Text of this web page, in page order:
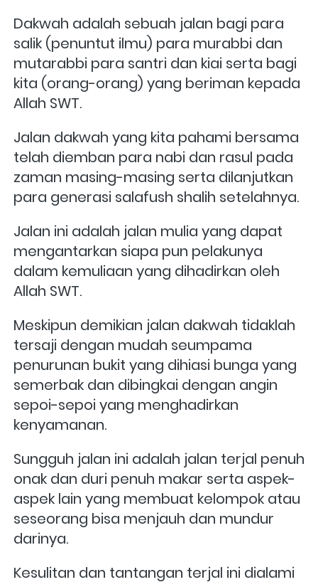
Dakwah adalah sebuah jalan bagi para
salik (penuntut ilmu) para murabbi dan
mutarabbi para santri dan kiai serta bagi
kita (orang-orang) yang beriman kepada
Allah SWT.
Jalan dakwah yang kita pahami bersama
telah diemban para nabi dan rasul pada
zaman masing-masing serta dilanjutkan
para generasi salafush shalih setelahnya.
Jalan ini adalah jalan mulia yang dapat
mengantarkan siapa pun pelakunya
dalam kemuliaan yang dihadirkan oleh
Allah SWT.
Meskipun demikian jalan dakwah tidaklah
tersaji dengan mudah seumpama
penurunan bukit yang dihiasi bunga yang
semerbak dan dibingkai dengan angin
sepoi-sepoi yang menghadirkan
kenyamanan.
Sungguh jalan ini adalah jalan terjal penuh
onak dan duri penuh makar serta aspek-
aspek lain yang membuat kelompok atau
seseorang bisa menjauh dan mundur
darinya.
Kesulitan dan tantangan terjal ini dialami